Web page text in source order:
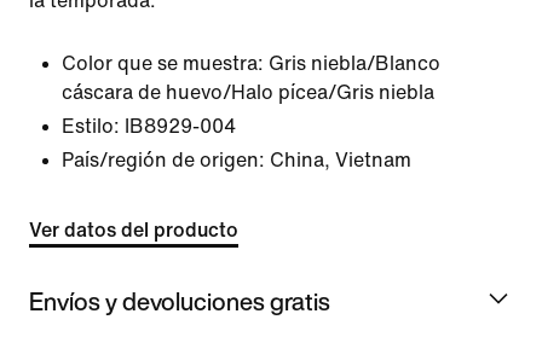
Color que se muestra: Gris niebla/Blanco
cáscara de huevo/Halo pícea/Gris niebla
Estilo:
IB8929-004
País/región de origen: China, Vietnam
Ver datos del producto
Envíos y devoluciones gratis